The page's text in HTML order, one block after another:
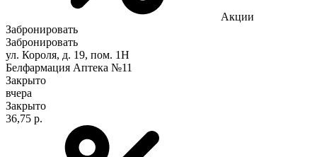
Акции
Забронировать
Забронировать
ул. Короля, д. 19, пом. 1Н
Белфармация Аптека №11
Закрыто
вчера
Закрыто
36,75 р.